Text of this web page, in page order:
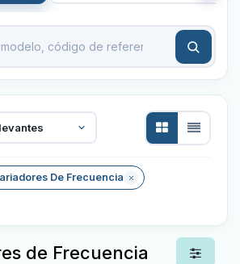
De Frecuencia
de Frecuencia